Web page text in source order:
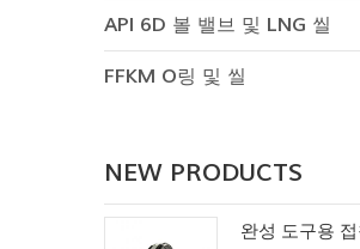
API 6D 볼 밸브 및 LNG 씰
FFKM O링 및 씰
NEW PRODUCTS
완성 도구용